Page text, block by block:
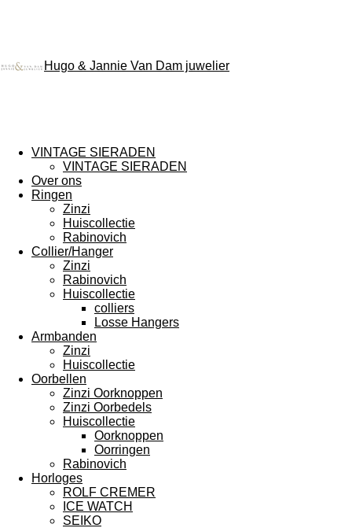
Hugo & Jannie Van Dam juwelier
VINTAGE SIERADEN
VINTAGE SIERADEN
Over ons
Ringen
Zinzi
Huiscollectie
Rabinovich
Collier/Hanger
Zinzi
Rabinovich
Huiscollectie
colliers
Losse Hangers
Armbanden
Zinzi
Huiscollectie
Oorbellen
Zinzi Oorknoppen
Zinzi Oorbedels
Huiscollectie
Oorknoppen
Oorringen
Rabinovich
Horloges
ROLF CREMER
ICE WATCH
SEIKO